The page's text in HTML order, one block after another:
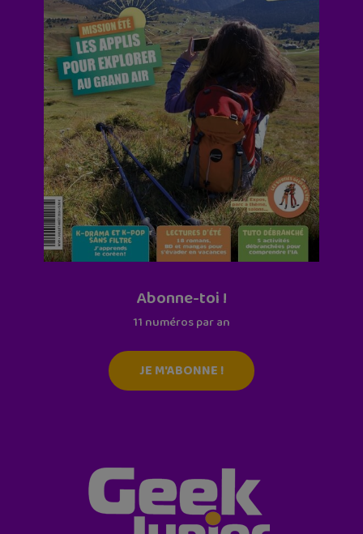
Abonne-toi !
11 numéros par an
JE M'ABONNE !